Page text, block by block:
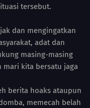
tersebut.
dan mengingatkan
adat dan
masing-masing
mari kita bersatu jaga
berita hoaks ataupun
memecah belah